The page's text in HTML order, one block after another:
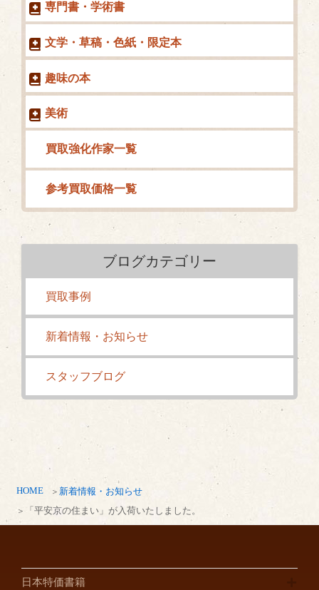
HOME
新着情報・お知らせ
「平安京の住まい」が入荷いたしました。
専門書・学術書
文学・草稿・色紙・限定本
趣味の本
美術
買取強化作家一覧
参考買取価格一覧
ブログカテゴリー
買取事例
新着情報・お知らせ
スタッフブログ
日本特価書籍